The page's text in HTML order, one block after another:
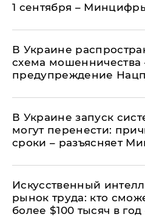
1 сентября –
В Украине
схема мошенничества
предупреждение
В Украине запуск
могут перенести:
сроки – разъясняет
Искусственный
рынок труда: кто
более $100 тысяч в